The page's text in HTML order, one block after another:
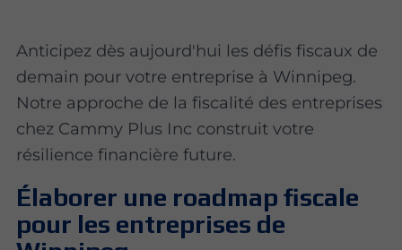
Anticipez dès aujourd'hui les défis fiscaux de
demain pour votre entreprise à Winnipeg.
Notre approche de la fiscalité des entreprises
chez Cammy Plus Inc construit votre
résilience financière future.
Élaborer une roadmap fiscale
pour les entreprises de